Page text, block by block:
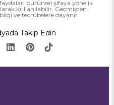
bütünsel şifaya yönelik
kullanılabilir. Geçmişten
ve tecrübelere dayanır.
Takip Edin